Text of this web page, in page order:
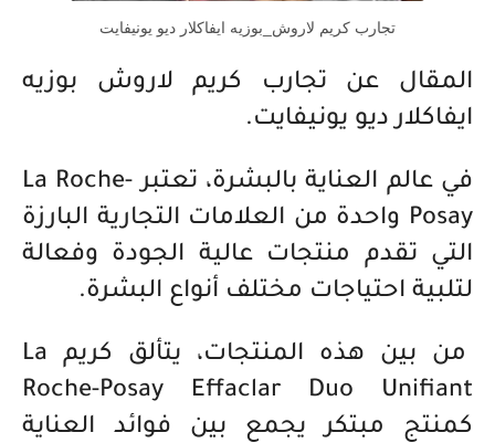
تجارب كريم لاروش_بوزيه ايفاكلار ديو يونيفايت
المقال عن تجارب كريم لاروش بوزيه
ايفاكلار ديو يونيفايت.
في عالم العناية بالبشرة، تعتبر La Roche-
Posay واحدة من العلامات التجارية البارزة
التي تقدم منتجات عالية الجودة وفعالة
لتلبية احتياجات مختلف أنواع البشرة.
من بين هذه المنتجات، يتألق كريم La
Roche-Posay Effaclar Duo Unifiant
كمنتج مبتكر يجمع بين فوائد العناية